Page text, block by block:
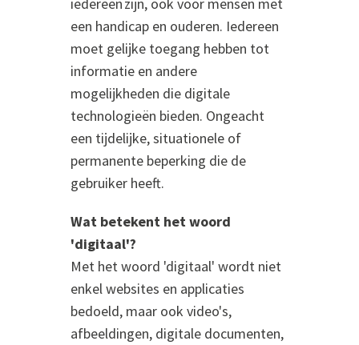
iedereen zijn, ook voor mensen met
een handicap en ouderen. Iedereen
moet gelijke toegang hebben tot
informatie en andere
mogelijkheden die digitale
technologieën bieden. Ongeacht
een tijdelijke, situationele of
permanente beperking die de
gebruiker heeft.
Wat betekent het woord
'digitaal'?
Met het woord 'digitaal' wordt niet
enkel websites en applicaties
bedoeld, maar ook video's,
afbeeldingen, digitale documenten,